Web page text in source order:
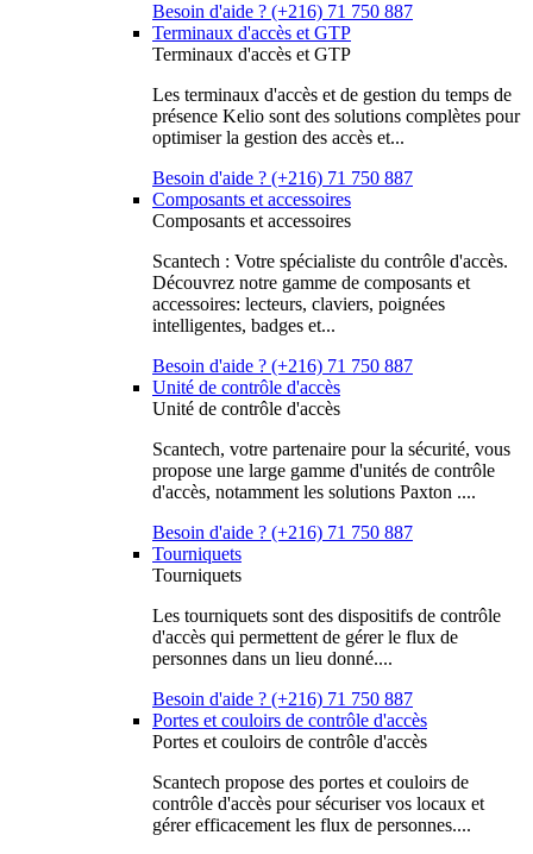
Besoin d'aide ? (+216) 71 750 887
Terminaux d'accès et GTP
Terminaux d'accès et GTP
Les terminaux d'accès et de gestion du temps de
présence Kelio sont des solutions complètes pour
optimiser la gestion des accès et...
Besoin d'aide ? (+216) 71 750 887
Composants et accessoires
Composants et accessoires
Scantech : Votre spécialiste du contrôle d'accès.
Découvrez notre gamme de composants et
accessoires: lecteurs, claviers, poignées
intelligentes, badges et...
Besoin d'aide ? (+216) 71 750 887
Unité de contrôle d'accès
Unité de contrôle d'accès
Scantech, votre partenaire pour la sécurité, vous
propose une large gamme d'unités de contrôle
d'accès, notamment les solutions Paxton ....
Besoin d'aide ? (+216) 71 750 887
Tourniquets
Tourniquets
Les tourniquets sont des dispositifs de contrôle
d'accès qui permettent de gérer le flux de
personnes dans un lieu donné....
Besoin d'aide ? (+216) 71 750 887
Portes et couloirs de contrôle d'accès
Portes et couloirs de contrôle d'accès
Scantech propose des portes et couloirs de
contrôle d'accès pour sécuriser vos locaux et
gérer efficacement les flux de personnes....